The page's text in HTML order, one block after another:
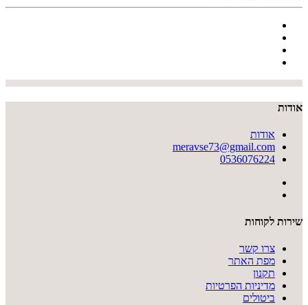
אודות
אודות
meravse73@gmail.com
0536076224
שירות לקוחות
צרו קשר
מפת האתר
תקנון
מדיניות הפרטיות
ביטולים